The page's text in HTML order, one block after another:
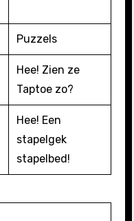
Puzzels
Hee! Zien ze
Taptoe zo?
Hee! Een
stapelgek
stapelbed!